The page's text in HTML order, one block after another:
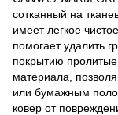
сотканный на
имеет легкое
помогает удалить
покрытию пролитые
материала,
или бумажным
ковер от